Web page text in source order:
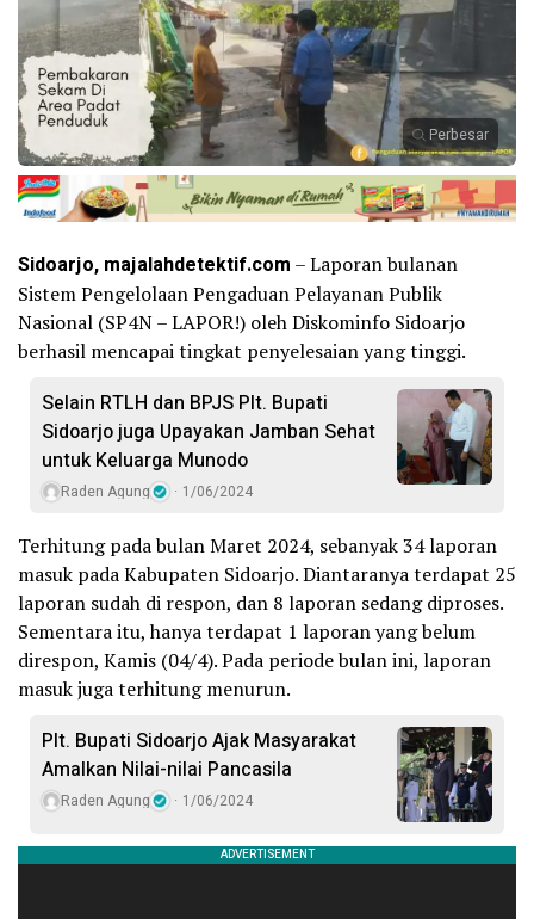
Perbesar
Sidoarjo, majalahdetektif.com – Laporan bulanan
Sistem Pengelolaan Pengaduan Pelayanan Publik
Nasional (SP4N – LAPOR!) oleh Diskominfo Sidoarjo
berhasil mencapai tingkat penyelesaian yang tinggi.
Selain RTLH dan BPJS Plt. Bupati
Sidoarjo juga Upayakan Jamban Sehat
untuk Keluarga Munodo
Raden Agung 1/06/2024
Terhitung pada bulan Maret 2024, sebanyak 34 laporan
masuk pada Kabupaten Sidoarjo. Diantaranya terdapat 25
laporan sudah di respon, dan 8 laporan sedang diproses.
Sementara itu, hanya terdapat 1 laporan yang belum
direspon, Kamis (04/4). Pada periode bulan ini, laporan
masuk juga terhitung menurun.
Plt. Bupati Sidoarjo Ajak Masyarakat
Amalkan Nilai-nilai Pancasila
Raden Agung 1/06/2024